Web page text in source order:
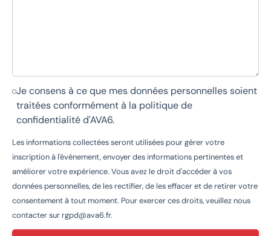
Je consens à ce que mes données personnelles soient
traitées conformément à la politique de
confidentialité d'AVA6.
Les informations collectées seront utilisées pour gérer votre
inscription à l'événement, envoyer des informations pertinentes et
améliorer votre expérience. Vous avez le droit d'accéder à vos
données personnelles, de les rectifier, de les effacer et de retirer votre
consentement à tout moment. Pour exercer ces droits, veuillez nous
contacter sur rgpd@ava6.fr.